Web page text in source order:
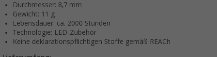
Durchmesser: 8,7 mm
Gewicht: 11 g
Lebensdauer: ca. 2000 Stunden
Technologie: LED-Zubehör
Keine deklarationspflichtigen Stoffe gemäß REACh